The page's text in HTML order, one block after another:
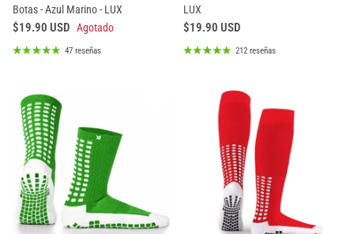
Botas - Azul Marino - LUX
$19.90 USD Agotado
47 reseñas
LUX
$19.90 USD
212 reseñas